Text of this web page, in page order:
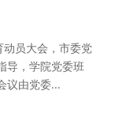
员大会，市委党
导，学院党委班
议由党委...